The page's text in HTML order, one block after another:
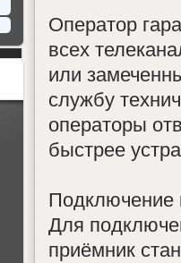
Оператор
всех
или
службу
операторы
быстрее
Подключение
Для
приёмник